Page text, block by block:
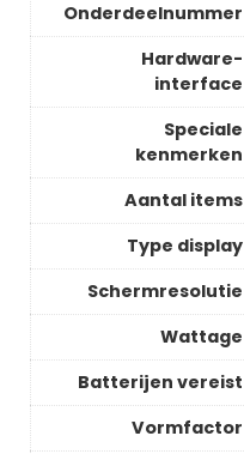
Onderdeelnummer
Hardware-
interface
Speciale
kenmerken
Aantal items
Type display
Schermresolutie
Wattage
Batterijen vereist
Vormfactor